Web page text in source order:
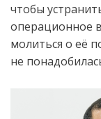
чтобы
операционное
молиться о её
не